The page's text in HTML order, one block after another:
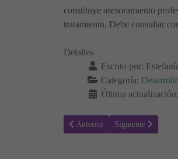
constituye asesoramiento
tratamiento. Debe consultar
Detalles
Escrito por:
Categoría:
Última
Artículo anterior: ¿Cómo son
Anterior Artículo siguiente:
Siguiente